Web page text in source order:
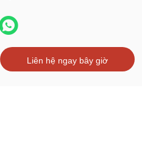
Liên hệ ngay bây giờ